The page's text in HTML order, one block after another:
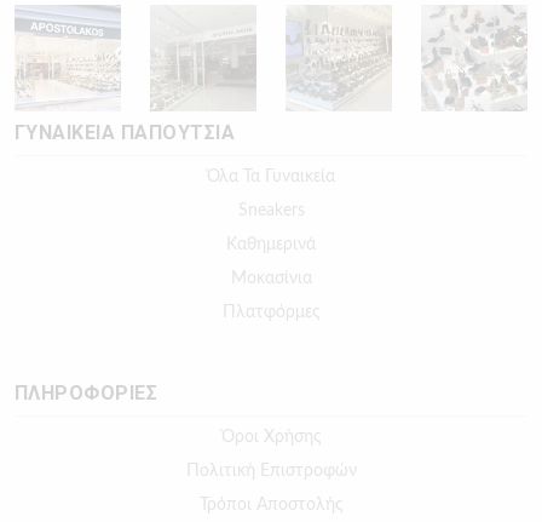
ΓΥΝΑΙΚΕΙΑ ΠΑΠΟΥΤΣΙΑ
Όλα Τα Γυναικεία
Sneakers
Καθημερινά
Μοκασίνια
Πλατφόρμες
ΠΛΗΡΟΦΟΡΙΕΣ
Όροι Χρήσης
Πολιτική Επιστροφών
Τρόποι Αποστολής